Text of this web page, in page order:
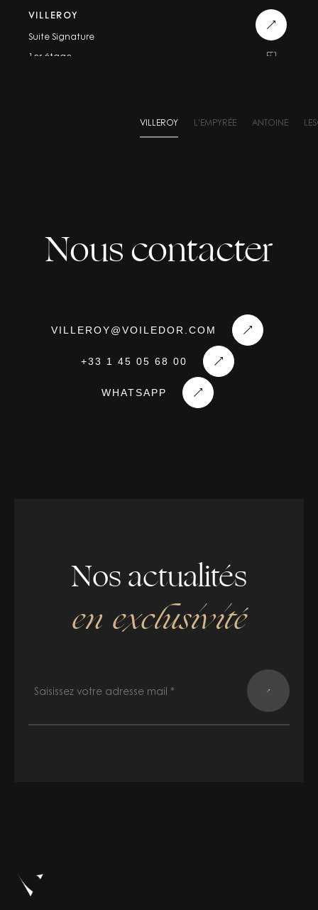
VILLEROY L’EMPYRÉE ANTOINE
VILLEROY
Suite Signature
1er étage
Nous contacter
VILLEROY@VOILEDOR.COM
+33 1 45 05 68 00
WHATSAPP
Nos actualités
en exclusivité